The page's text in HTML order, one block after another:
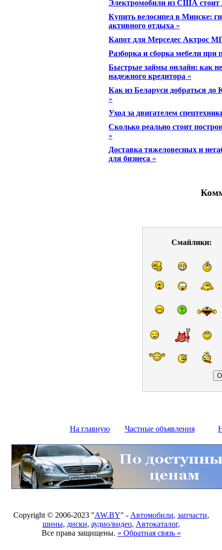
Электромобили из США стоит
Купить велосипед в Минске:
активного отдыха »
Капот для Мерседес Актрос
Разборка и сборка мебели при
Быстрые займы онлайн: как
надежного кредитора »
Как из Беларуси добраться
»
Уход за двигателем
Сколько реально стоит
»
Доставка тяжеловесных и
для бизнеса »
Смайлики:
На главную Частные объявления
Copyright © 2006-2023 "AW.BY" - Автомобили, запчасти,
шины, диски, аудио/видео, Автокаталог,
Все права защищены. » Обратная связь «